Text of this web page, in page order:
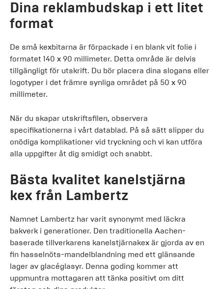
Dina reklambudskap i ett litet
format
De små kexbitarna är förpackade i en blank vit folie i
formatet 140 x 90 millimeter. Detta område är delvis
tillgängligt för utskrift. Du bör placera dina slogans eller
logotyper i det främre synliga området på 50 x 90
millimeter.
När du skapar utskriftsfilen, observera
specifikationerna i vårt datablad. På så sätt slipper du
onödiga komplikationer vid tryckning och vi kan utföra
alla uppgifter åt dig smidigt och snabbt.
Bästa kvalitet kanelstjärna
kex från Lambertz
Namnet Lambertz har varit synonymt med läckra
bakverk i generationer. Den traditionella Aachen-
baserade tillverkarens kanelstjärnakex är gjorda av en
fin hasselnöts-mandelblandning med ett glänsande
lager av glacéglasyr. Denna goding kommer att
uppmuntra mottagaren att tänka positivt om ditt